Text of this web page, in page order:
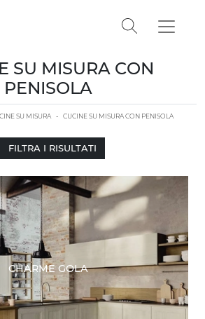
SU MISURA CON
PENISOLA
SU MISURA - CUCINE SU MISURA CON PENISOLA
FILTRA I RISULTATI
CHARME GOLA